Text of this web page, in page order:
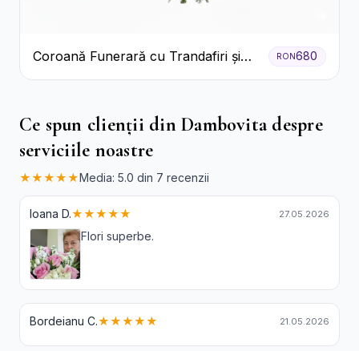
Coroană Funerară cu Trandafiri și
Crini
RON680
Ce spun clienții din Dambovita despre
serviciile noastre
★★★★★Media: 5.0 din 7 recenzii
Ioana D.★★★★★ 27.05.2026
Flori superbe.
Bordeianu C.★★★★★ 21.05.2026